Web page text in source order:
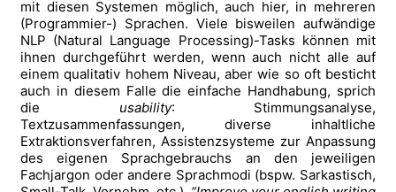
mit diesen Systemen möglich, auch hier, in mehreren
(Programmier-) Sprachen. Viele bisweilen aufwändige
NLP (Natural Language Processing)-Tasks können mit
ihnen durchgeführt werden, wenn auch nicht alle auf
einem qualitativ hohem Niveau, aber wie so oft besticht
auch in diesem Falle die einfache Handhabung, sprich
die usability: Stimmungsanalyse,
Textzusammenfassungen, diverse inhaltliche
Extraktionsverfahren, Assistenzsysteme zur Anpassung
des eigenen Sprachgebrauchs an den jeweiligen
Fachjargon oder andere Sprachmodi (bspw. Sarkastisch,